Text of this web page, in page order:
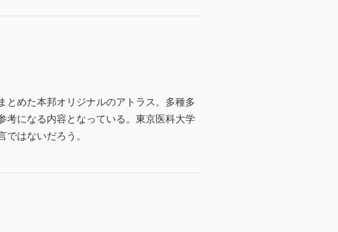
とめた本邦オリジナルのアトラス。多種多
考になる内容となっている。東京医科大学
はないだろう。